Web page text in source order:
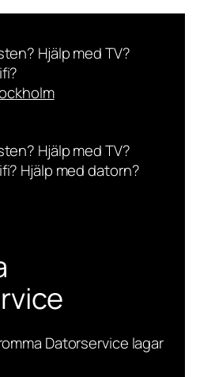
Hjälp med TV?
Hjälp med TV?
Hjälp med datorn?
Datorservice lagar